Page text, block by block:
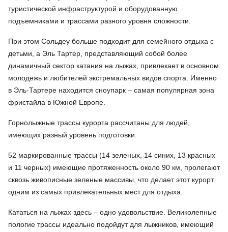
туристической инфраструктурой и оборудованную
подъемниками и трассами разного уровня сложности.
При этом Сольдеу больше подходит для семейного отдыха с
детьми, а Эль Тартер, представляющий собой более
динамичный сектор катания на лыжах, привлекает в основном
молодежь и любителей экстремальных видов спорта. Именно
в Эль-Тартере находится сноупарк – самая популярная зона
фристайла в Южной Европе.
Горнолыжные трассы курорта рассчитаны для людей,
имеющих разный уровень подготовки.
52 маркированные трассы (14 зеленых, 14 синих, 13 красных
и 11 черных) имеющие протяженность около 90 км, пролегают
сквозь живописные зеленые массивы, что делает этот курорт
одним из самых привлекательных мест для отдыха.
Кататься на лыжах здесь – одно удовольствие. Великолепные
пологие трассы идеально подойдут для лыжников, имеющий